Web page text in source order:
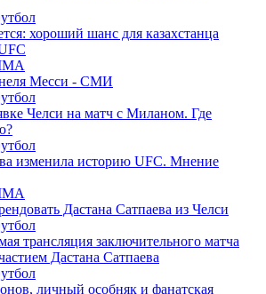
хороший шанс для казахстанца
Месси - СМИ
Челси на матч с Миланом. Где
изменила историю UFC. Мнение
Дастана Сатпаева из Челси
трансляция заключительного матча
Дастана Сатпаева
личный особняк и фанатская